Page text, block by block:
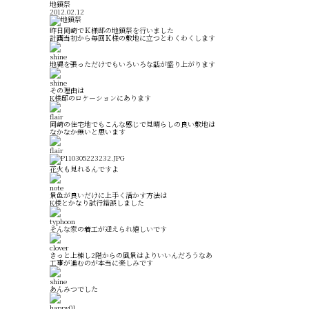
地鎮祭
2012.02.12
昨日岡崎でＫ様邸の地鎮祭を行いました
計画当初から毎回Ｋ様の敷地に立つとわくわくします
地縄を張っただけでもいろいろな話が盛り上がります
その理由は
K様邸のロケーションにあります
岡崎の住宅地でもこんな感じで見晴らしの良い敷地は
なかなか無いと思います
花火も見れるんですよ
景色が良いだけに上手く活かす方法は
K様とかなり試行錯誤しました
そんな家の着工が迎えられ嬉しいです
きっと上棟し2階からの風景はよりいいんだろうなあ
工事が進むのが本当に楽しみです
あんみつでした